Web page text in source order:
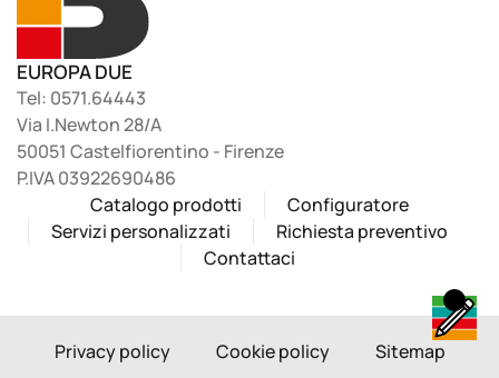
EUROPA DUE
Tel: 0571.64443
Via I.Newton 28/A
50051 Castelfiorentino - Firenze
P.IVA 03922690486
Catalogo prodotti
Configuratore
Servizi personalizzati
Richiesta preventivo
Contattaci
Privacy policy Cookie policy Sitemap